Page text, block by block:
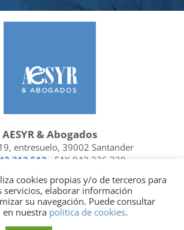
AESYR & Abogados
entresuelo, 39002 Santander
312 512 - FAX 942 226 329
FacebookLinkedin
| Miembro de
cookies propias y/o de terceros para
servicios, elaborar información
su navegación. Puede consultar
nuestra política de cookies.